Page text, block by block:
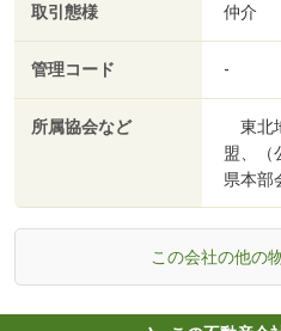
取引態様 仲介
管理コード -
所属協会など
東北
盟、（
県本部
この会社の他の